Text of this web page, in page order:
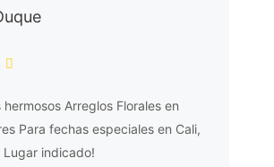
hermosos Arreglos Florales en
Para fechas especiales en Cali,
Lugar indicado!